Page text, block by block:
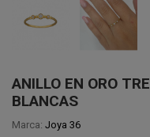
ANILLO EN ORO
BLANCAS
Marca: Joya 36